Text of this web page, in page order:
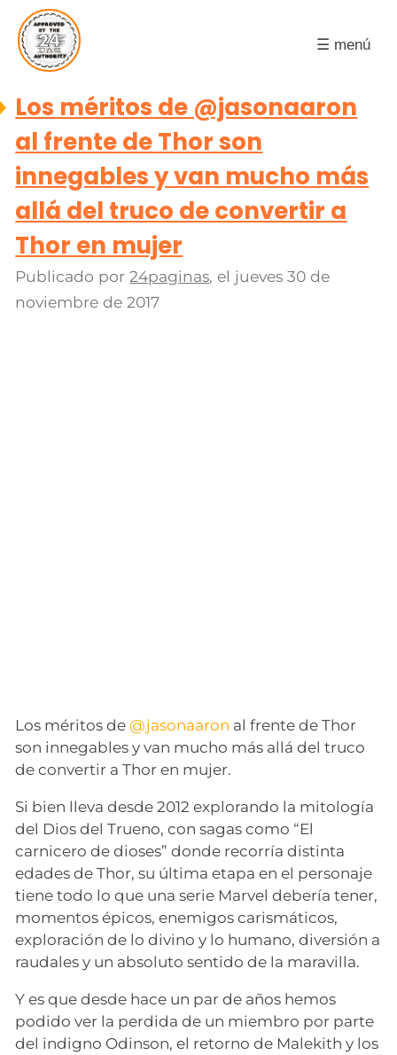
☰ menú
Los méritos de @jasonaaron
al frente de Thor son
innegables y van mucho más
allá del truco de convertir a
Thor en mujer
Publicado por24paginas, el jueves 30 de
noviembre de 2017
Los méritos de @jasonaaron al frente de Thor
son innegables y van mucho más allá del truco
de convertir a Thor en mujer.
Si bien lleva desde 2012 explorando la mitología
del Dios del Trueno, con sagas como “El
carnicero de dioses” donde recorría distinta
edades de Thor, su última etapa en el personaje
tiene todo lo que una serie Marvel debería tener,
momentos épicos, enemigos carismáticos,
exploración de lo divino y lo humano, diversión a
raudales y un absoluto sentido de la maravilla.
Y es que desde hace un par de años hemos
podido ver la perdida de un miembro por parte
del indigno Odinson, el retorno de Malekith y los